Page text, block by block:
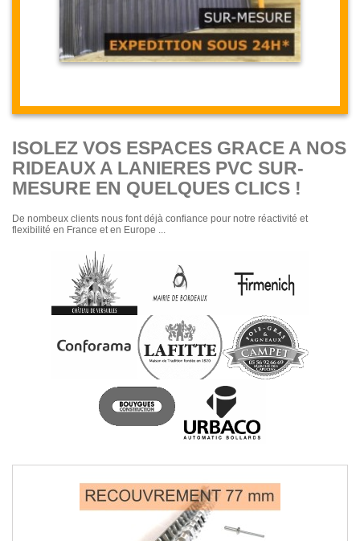
lanières PVC coulissant, les
lamelles verticales pvc sont
SÉLECTIONNER CE MODÈLE DE RIDEAU
ISOLEZ VOS ESPACES GRACE A NOS
RIDEAUX A LANIERES PVC SUR-
MESURE EN QUELQUES CLICS !
De nombeux clients nous font déjà confiance pour notre réactivité et
flexibilité en France et en Europe ...